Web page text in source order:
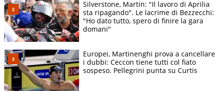
Silverstone, Martin: "Il lavoro di Aprilia
sta ripagando". Le lacrime di Bezzecchi:
"Ho dato tutto, spero di finire la gara
domani"
Europei, Martinenghi prova a cancellare
i dubbi: Ceccon tiene tutti col fiato
sospeso. Pellegrini punta su Curtis